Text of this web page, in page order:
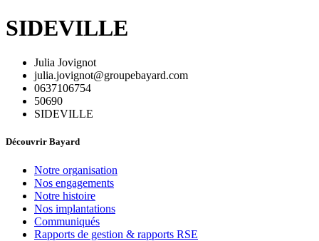
SIDEVILLE
Julia Jovignot
julia.jovignot@groupebayard.com
0637106754
50690
SIDEVILLE
Découvrir Bayard
Notre organisation
Nos engagements
Notre histoire
Nos implantations
Communiqués
Rapports de gestion & rapports RSE